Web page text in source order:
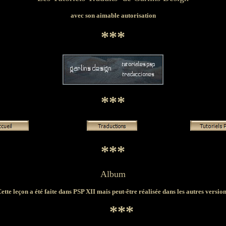
avec son aimable autorisation
***
***
***
Album
leçon a été faite dans PSP XII mais peut-être réalisée dans les autres
***